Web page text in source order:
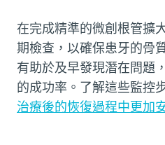
在完成精準的微創根管擴
期檢查，以確保患牙的骨
有助於及早發現潛在問題
的成功率。了解這些監控
治療後的恢復過程中更加